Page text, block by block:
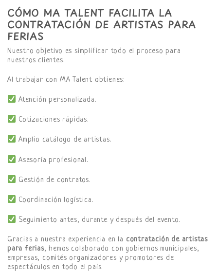
CÓMO MA TALENT FACILITA LA
CONTRATACIÓN DE ARTISTAS PARA
FERIAS
Nuestro objetivo es simplificar todo el proceso para
nuestros clientes.
Al trabajar con MA Talent obtienes:
Atención personalizada.
Cotizaciones rápidas.
Amplio catálogo de artistas.
Asesoría profesional.
Gestión de contratos.
Coordinación logística.
Seguimiento antes, durante y después del evento.
Gracias a nuestra experiencia en la contratación de artistas
para ferias, hemos colaborado con gobiernos municipales,
empresas, comités organizadores y promotores de
espectáculos en todo el país.